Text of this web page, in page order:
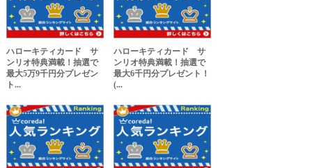
ハローキティカード サ
ンリオ特典満載！抽選で
最大5万9千円分プレゼン
ト...
ハローキティカード サ
ンリオ特典満載！抽選で
最大6千円分プレゼント！
(...